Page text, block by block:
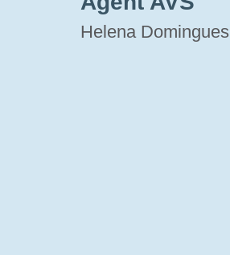
Helena Domingues